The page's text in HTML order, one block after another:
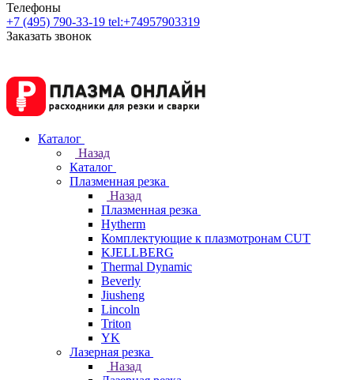
Телефоны
+7 (495) 790-33-19 tel:+74957903319
Заказать звонок
Каталог
Назад
Каталог
Плазменная резка
Назад
Плазменная резка
Hytherm
Комплектующие к плазмотронам CUT
KJELLBERG
Thermal Dynamic
Beverly
Jiusheng
Lincoln
Triton
YK
Лазерная резка
Назад